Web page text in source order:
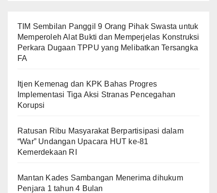
TIM Sembilan Panggil 9 Orang Pihak Swasta untuk
Memperoleh Alat Bukti dan Memperjelas Konstruksi
Perkara Dugaan TPPU yang Melibatkan Tersangka
FA
Itjen Kemenag dan KPK Bahas Progres
Implementasi Tiga Aksi Stranas Pencegahan
Korupsi
Ratusan Ribu Masyarakat Berpartisipasi dalam
“War” Undangan Upacara HUT ke-81
Kemerdekaan RI
Mantan Kades Sambangan Menerima dihukum
Penjara 1 tahun 4 Bulan